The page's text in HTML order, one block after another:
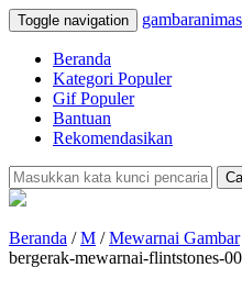
Toggle navigation
Beranda
Kategori Populer
Gif Populer
Bantuan
Rekomendasikan
Beranda /M /Mewarnai Gambar
bergerak-mewarnai-flintstones-